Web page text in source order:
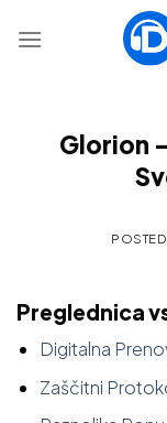
Glorion
Preglednica
Digitalna
Zaščitni